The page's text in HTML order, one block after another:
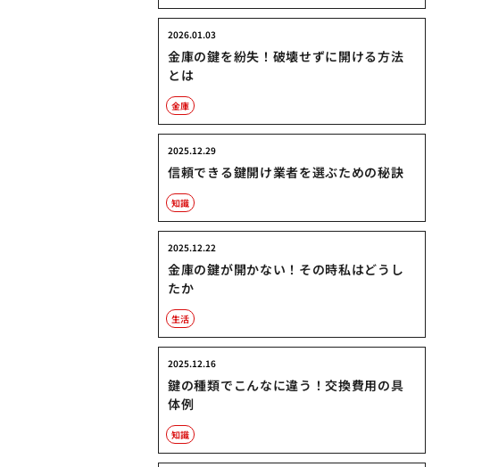
金庫の鍵を紛失！破壊せずに開ける方法
とは
2026.01.03
金庫
信頼できる鍵開け業者を選ぶための秘訣
2025.12.29
知識
金庫の鍵が開かない！その時私はどうし
たか
2025.12.22
生活
鍵の種類でこんなに違う！交換費用の具
体例
2025.12.16
知識